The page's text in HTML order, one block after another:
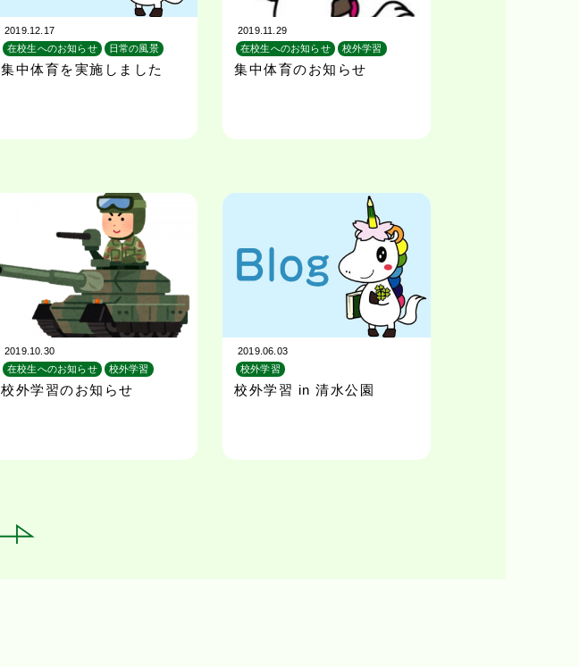
2019.12.17
在校生へのお知らせ
日常の風景
校外学習
集中体育を実施しました
2019.11.29
在校生へのお知らせ
校外学習
集中体育のお知らせ
2019.10.30
在校生へのお知らせ
校外学習
校外学習のお知らせ
2019.06.03
校外学習
校外学習 in 清水公園